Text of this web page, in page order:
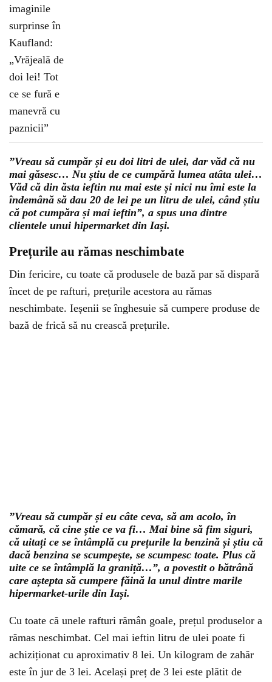
”Vreau să cumpăr și eu doi litri de ulei, dar văd că nu
mai găsesc… Nu știu de ce cumpără lumea atâta ulei…
Văd că din ăsta ieftin nu mai este și nici nu îmi este la
îndemână să dau 20 de lei pe un litru de ulei, când știu
că pot cumpăra și mai ieftin”, a spus una dintre
clientele unui hipermarket din Iași.
Prețurile au rămas neschimbate
Din fericire, cu toate că produsele de bază par să dispară
încet de pe rafturi, prețurile acestora au rămas
neschimbate. Ieșenii se înghesuie să cumpere produse de
bază de frică să nu crească prețurile.
”Vreau să cumpăr și eu câte ceva, să am acolo, în
cămară, că cine știe ce va fi… Mai bine să fim siguri,
că uitați ce se întâmplă cu prețurile la benzină și știu că
dacă benzina se scumpește, se scumpesc toate. Plus că
uite ce se întâmplă la graniță…”, a povestit o bătrână
care aștepta să cumpere făină la unul dintre marile
hipermarket-urile din Iași.
Cu toate că unele rafturi rămân goale, prețul produselor a
rămas neschimbat. Cel mai ieftin litru de ulei poate fi
achiziționat cu aproximativ 8 lei. Un kilogram de zahăr
este în jur de 3 lei. Același preț de 3 lei este plătit de